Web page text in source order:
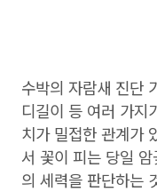
수박의 자람새 진단
디길이 등 여러 가지
치가 밀접한 관계가
서 꽃이 피는 당일
의 세력을 판단하는